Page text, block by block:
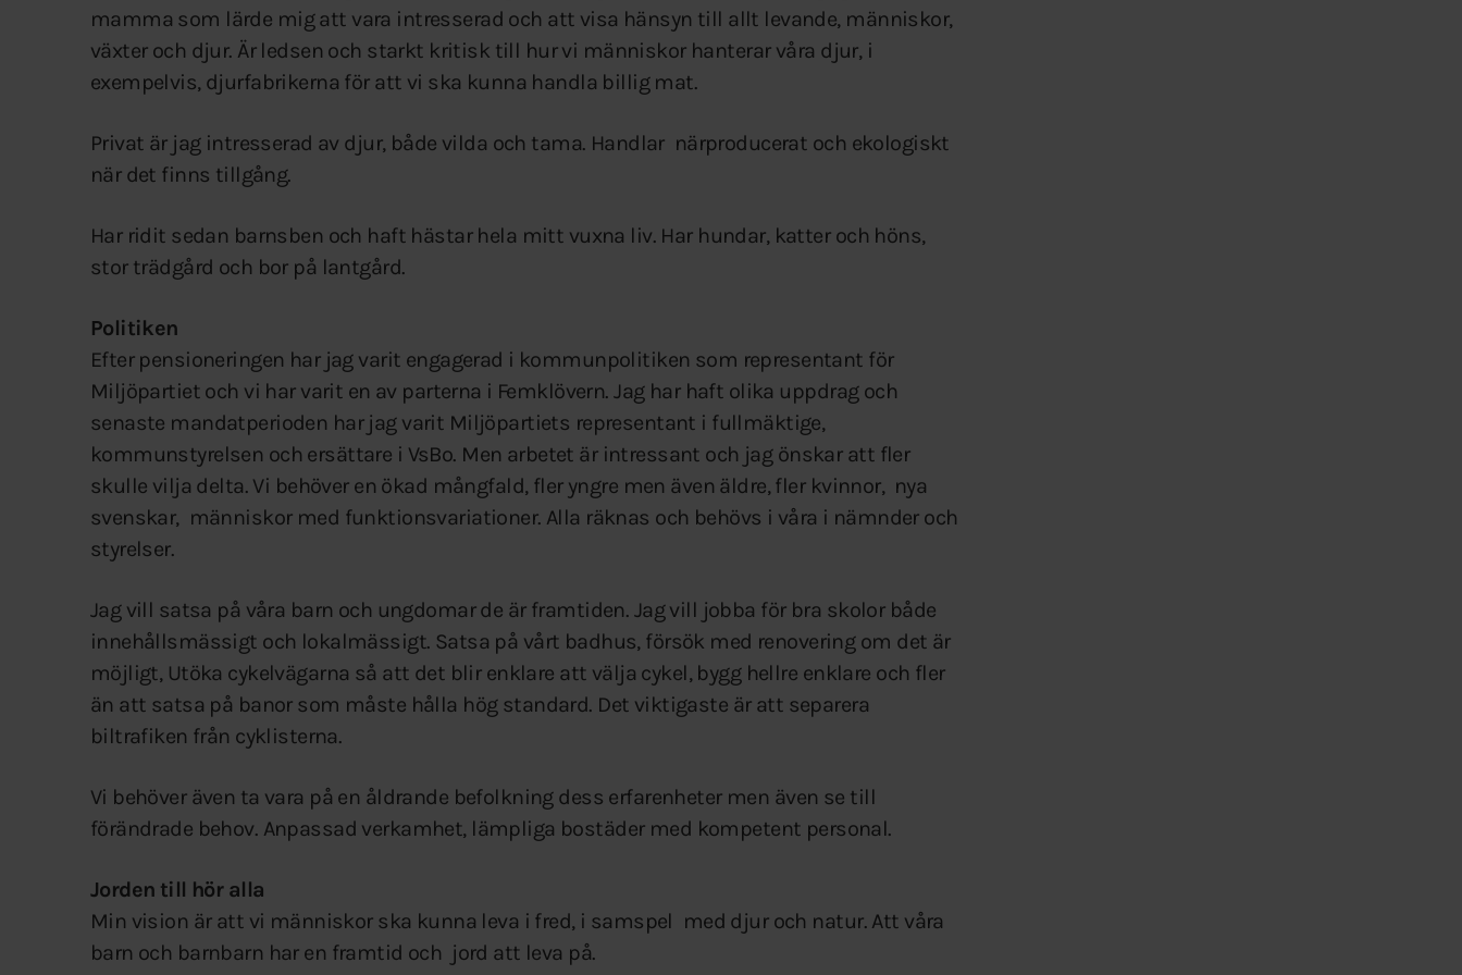
mamma som lärde mig att vara intresserad och att visa hänsyn till allt levande, människor,
växter och djur. Är ledsen och starkt kritisk till hur vi människor hanterar våra djur, i
exempelvis, djurfabrikerna för att vi ska kunna handla billig mat.
Privat är jag intresserad av djur, både vilda och tama. Handlar närproducerat och ekologiskt
när det finns tillgång.
Har ridit sedan barnsben och haft hästar hela mitt vuxna liv. Har hundar, katter och höns,
stor trädgård och bor på lantgård.
Politiken
Efter pensioneringen har jag varit engagerad i kommunpolitiken som representant för
Miljöpartiet och vi har varit en av parterna i Femklövern. Jag har haft olika uppdrag och
senaste mandatperioden har jag varit Miljöpartiets representant i fullmäktige,
kommunstyrelsen och ersättare i VsBo. Men arbetet är intressant och jag önskar att fler
skulle vilja delta. Vi behöver en ökad mångfald, fler yngre men även äldre, fler kvinnor, nya
svenskar, människor med funktionsvariationer. Alla räknas och behövs i våra i nämnder och
styrelser.
Jag vill satsa på våra barn och ungdomar de är framtiden. Jag vill jobba för bra skolor både
innehållsmässigt och lokalmässigt. Satsa på vårt badhus, försök med renovering om det är
möjligt, Utöka cykelvägarna så att det blir enklare att välja cykel, bygg hellre enklare och fler
än att satsa på banor som måste hålla hög standard. Det viktigaste är att separera
biltrafiken från cyklisterna.
Vi behöver även ta vara på en åldrande befolkning dess erfarenheter men även se till
förändrade behov. Anpassad verkamhet, lämpliga bostäder med kompetent personal.
Jorden till hör alla
Min vision är att vi människor ska kunna leva i fred, i samspel med djur och natur. Att våra
barn och barnbarn har en framtid och jord att leva på.